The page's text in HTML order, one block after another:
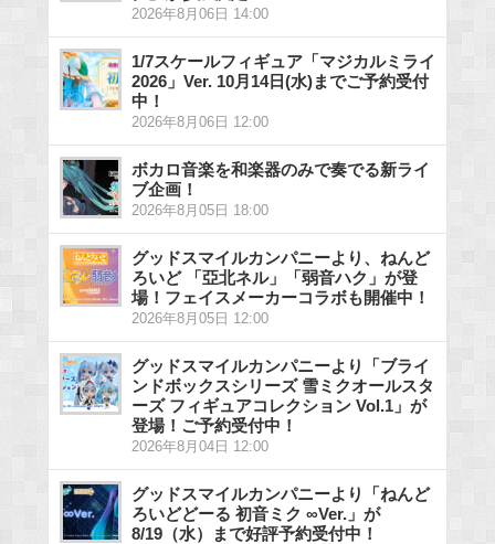
2026年8月06日 14:00
1/7スケールフィギュア「マジカルミライ
2026」Ver. 10月14日(水)までご予約受付
中！
2026年8月06日 12:00
ボカロ音楽を和楽器のみで奏でる新ライ
ブ企画！
2026年8月05日 18:00
グッドスマイルカンパニーより、ねんど
ろいど 「亞北ネル」「弱音ハク」が登
場！フェイスメーカーコラボも開催中！
2026年8月05日 12:00
グッドスマイルカンパニーより「ブライ
ンドボックスシリーズ 雪ミクオールスタ
ーズ フィギュアコレクション Vol.1」が
登場！ご予約受付中！
2026年8月04日 12:00
グッドスマイルカンパニーより「ねんど
ろいどどーる 初音ミク ∞Ver.」が
8/19（水）まで好評予約受付中！